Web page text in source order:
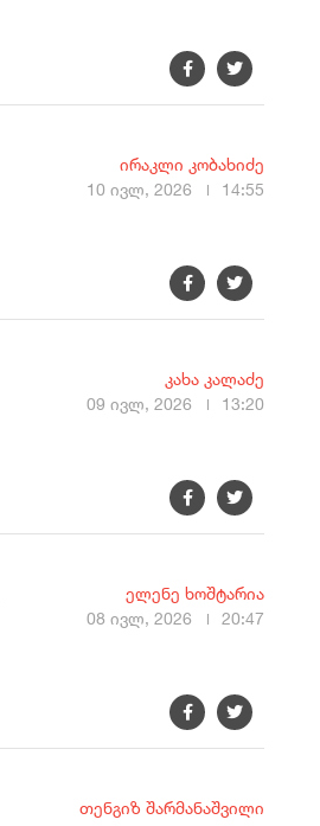
ირაკლი კობახიძე
10 ივლ, 2026
14:55
კახა კალაძე
09 ივლ, 2026
13:20
ელენე ხოშტარია
08 ივლ, 2026
20:47
თენგიზ შარმანაშვილი